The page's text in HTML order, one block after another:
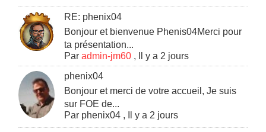
RE: phenix04
Bonjour et bienvenue Phenis04Merci pour
ta présentation...
Paradmin-jm60 ,
Il y a 2 jours
phenix04
Bonjour et merci de votre accueil, Je suis
sur FOE de...
Par phenix04 , Il y a 2 jours